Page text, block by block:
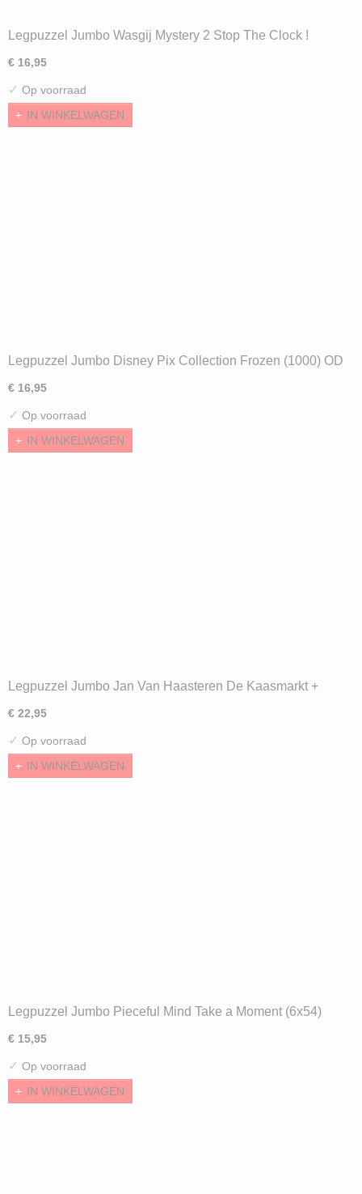
Legpuzzel Jumbo Wasgij Mystery 2 Stop The Clock !
€ 16,95
✓ Op voorraad
IN WINKELWAGEN
Legpuzzel Jumbo Disney Pix Collection Frozen (1000) OD
€ 16,95
✓ Op voorraad
IN WINKELWAGEN
Legpuzzel Jumbo Jan Van Haasteren De Kaasmarkt +
€ 22,95
✓ Op voorraad
IN WINKELWAGEN
Legpuzzel Jumbo Pieceful Mind Take a Moment (6x54)
€ 15,95
✓ Op voorraad
IN WINKELWAGEN